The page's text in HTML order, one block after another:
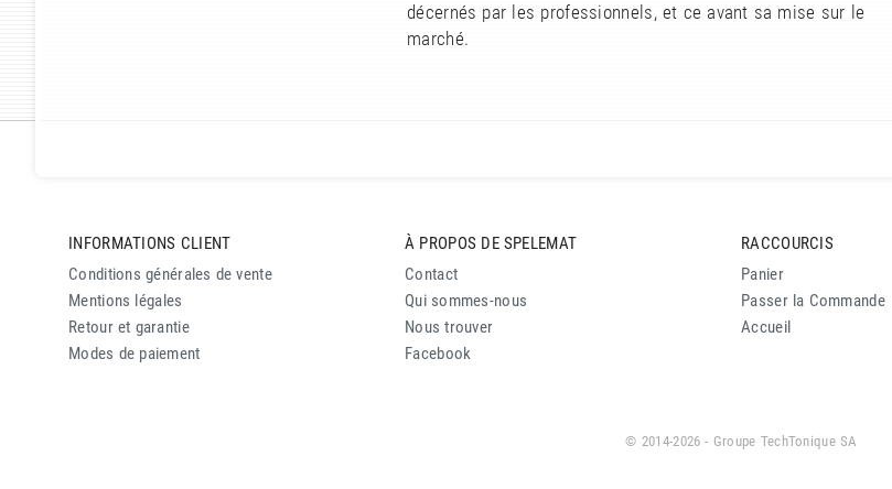
décernés par les professionnels, et ce avant sa mise sur le
marché.
INFORMATIONS CLIENT
Conditions générales de vente
Mentions légales
Retour et garantie
Modes de paiement
À PROPOS DE SPELEMAT
Contact
Qui sommes-nous
Nous trouver
Facebook
RACCOURCIS
Panier
Passer la Commande
Accueil
© 2014-2026 - Groupe TechTonique SA